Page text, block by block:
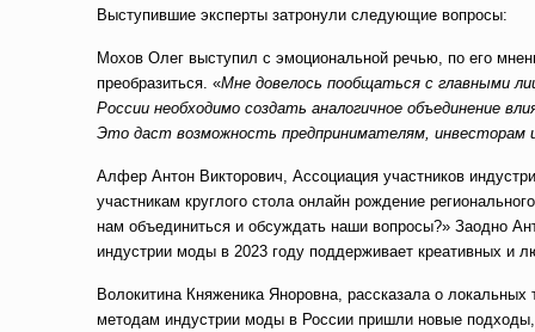
Выступившие эксперты затронули следующие вопросы:
Мохов Олег выступил с эмоциональной речью, по его
преобразиться. «Мне довелось пообщаться с главными
России необходимо создать аналогичное объединение
Это даст возможность предпринимателям, инвесторам
Алфер Антон Викторович, Ассоциация участников
участникам круглого стола онлайн рождение
нам объединиться и обсуждать наши вопросы?» Заодно
индустрии моды в 2023 году поддерживает креативных и
Волокитина Княженика Яноровна, рассказала о
методам индустрии моды в России пришли новые